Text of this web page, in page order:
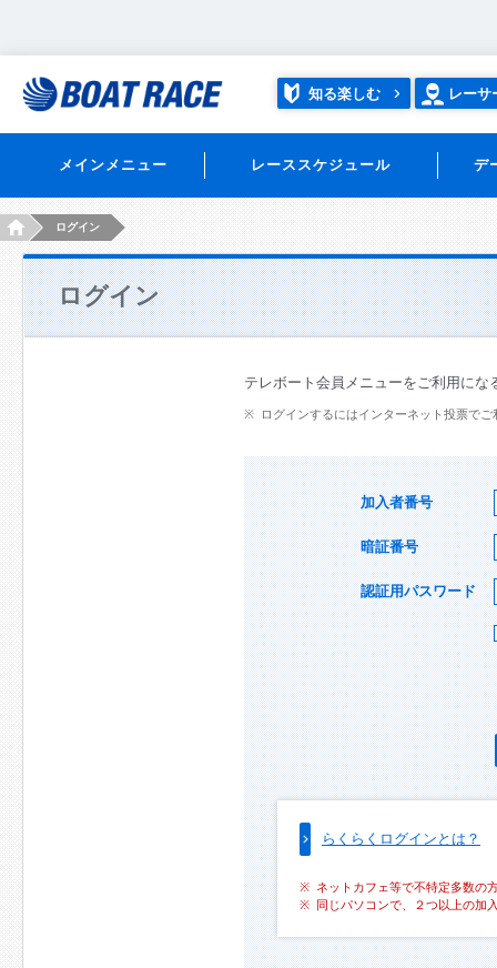
知る楽しむ レーサ
メインメニュー レーススケジュール デ
HOMEログイン
ログイン
テレボート会員メニューをご利用にな
ログインするにはインターネット投票で
加入者番号
暗証番号
認証用パスワード
らくらくログインとは？
ネットカフェ等で不特定多数の
同じパソコンで、２つ以上の加